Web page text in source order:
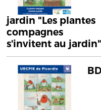
jardin "Les plantes
compagnes
s'invitent au jardin"
BD